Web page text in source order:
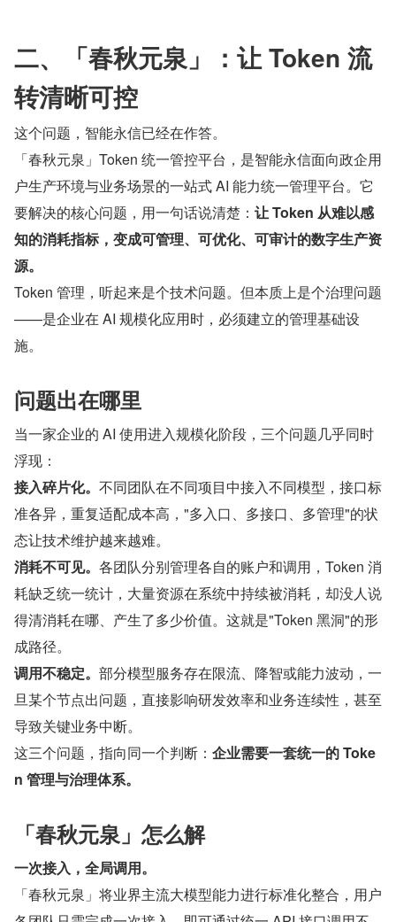
二、「春秋元泉」：让 Token 流
转清晰可控
这个问题，智能永信已经在作答。
「春秋元泉」Token 统一管控平台，是智能永信面向政企用
户生产环境与业务场景的一站式 AI 能力统一管理平台。它
要解决的核心问题，用一句话说清楚： 让 Token 从难以感
知的消耗指标，变成可管理、可优化、可审计的数字生产资
源。
Token 管理，听起来是个技术问题。但本质上是个治理问题
——是企业在 AI 规模化应用时，必须建立的管理基础设
施。
问题出在哪里
当一家企业的 AI 使用进入规模化阶段，三个问题几乎同时
浮现：
接入碎片化。 不同团队在不同项目中接入不同模型，接口标
准各异，重复适配成本高，"多入口、多接口、多管理"的状
态让技术维护越来越难。
消耗不可见。 各团队分别管理各自的账户和调用，Token 消
耗缺乏统一统计，大量资源在系统中持续被消耗，却没人说
得清消耗在哪、产生了多少价值。这就是"Token 黑洞"的形
成路径。
调用不稳定。 部分模型服务存在限流、降智或能力波动，一
旦某个节点出问题，直接影响研发效率和业务连续性，甚至
导致关键业务中断。
这三个问题，指向同一个判断： 企业需要一套统一的 Toke
n 管理与治理体系。
「春秋元泉」怎么解
一次接入，全局调用。
「春秋元泉」将业界主流大模型能力进行标准化整合，用户